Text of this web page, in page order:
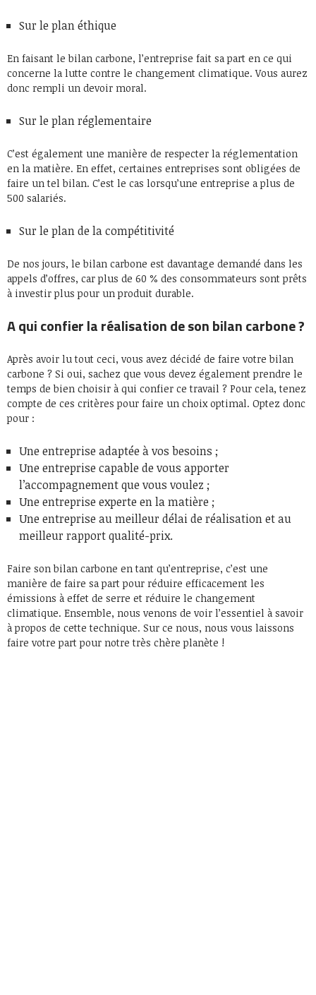
Sur le plan éthique
En faisant le bilan carbone, l’entreprise fait sa part en ce qui
concerne la lutte contre le changement climatique. Vous aurez
donc rempli un devoir moral.
Sur le plan réglementaire
C’est également une manière de respecter la réglementation
en la matière. En effet, certaines entreprises sont obligées de
faire un tel bilan. C’est le cas lorsqu’une entreprise a plus de
500 salariés.
Sur le plan de la compétitivité
De nos jours, le bilan carbone est davantage demandé dans les
appels d’offres, car plus de 60 % des consommateurs sont prêts
à investir plus pour un produit durable.
A qui confier la réalisation de son bilan carbone ?
Après avoir lu tout ceci, vous avez décidé de faire votre bilan
carbone ? Si oui, sachez que vous devez également prendre le
temps de bien choisir à qui confier ce travail ? Pour cela, tenez
compte de ces critères pour faire un choix optimal. Optez donc
pour :
Une entreprise adaptée à vos besoins ;
Une entreprise capable de vous apporter
l’accompagnement que vous voulez ;
Une entreprise experte en la matière ;
Une entreprise au meilleur délai de réalisation et au
meilleur rapport qualité-prix.
Faire son bilan carbone en tant qu’entreprise, c’est une
manière de faire sa part pour réduire efficacement les
émissions à effet de serre et réduire le changement
climatique. Ensemble, nous venons de voir l’essentiel à savoir
à propos de cette technique. Sur ce nous, nous vous laissons
faire votre part pour notre très chère planète !